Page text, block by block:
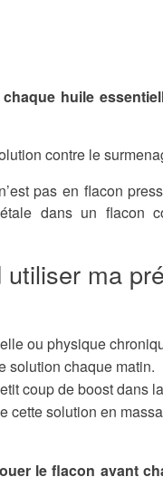
huile
contre le
pas en flacon
dans un flacon
ma
ou physique
solution chaque matin.
coup de boost dans
cette solution en
le flacon avant